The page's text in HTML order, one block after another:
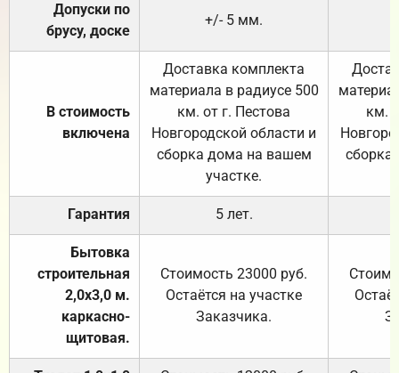
Допуски по
брусу, доске
+/- 5 мм.
В стоимость
включена
Доставка комплекта
материала в радиусе 500
км. от г. Пестова
Новгородской области и
сборка дома на вашем
участке.
км.
Гарантия 5 лет.
Бытовка
строительная
2,0х3,0 м.
каркасно-
щитовая.
Стоимость 23000 руб.
Остаётся на участке
Заказчика.